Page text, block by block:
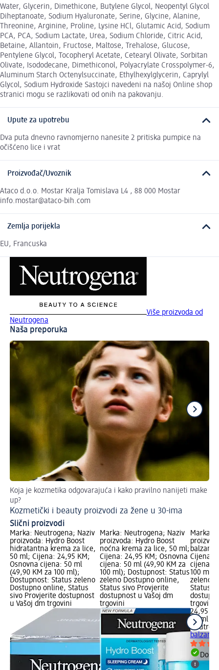
Water, Glycerin, Dimethicone, Butylene Glycol, Neopentyl Glycol
Diheptanoate, Sodium Hyaluronate, Serine, Glycine, Alanine,
Threonine, Arginine, Proline, Lysine HCl, Glutamic Acid, Sodium
PCA, PCA, Sodium Lactate, Urea, Sodium Chloride, Citric Acid,
Betaine, Allantoin, Fructose, Maltose, Trehalose, Glucose,
Pentylene Glycol, Tocopheryl Acetate, Cetearyl Olivate, Sorbitan
Olivate, Isododecane, Dimethiconol, Polyacrylate Crosspolymer-6,
Aluminum Starch Octenylsuccinate, Ethylhexylglycerin, Caprylyl
Glycol, Sodium Hydroxide Sastojci navedeni na našoj Online shop
stranici mogu se razlikovati od onih na pakovanju.
Upute za upotrebu
Dva puta dnevno ravnomjerno nanesite 2 pritiska pumpice na
očišćeno lice i vrat
Proizvođač/Uvoznik
Ataco d.o.o. Mostar Kralja Tomislava L4 , 88 000 Mostar
info.mostar@ataco-bih.com
Zemlja porijekla
EU, Francuska
Više proizvoda od
Neutrogena
Naša preporuka
Koja je kozmetika odgovarajuća i kako pravilno nanijeti make
up?
Kozmetički i beauty proizvodi za žene u 30-ima
Slični proizvodi
Marka: Neutrogena; Naziv
proizvoda: Hydro Boost
hidratantna krema za lice,
50 ml; Cijena: 24,95 KM;
Osnovna cijena: 50 ml
(49,90 KM za 100 ml);
Dostupnost: Status zeleno
Dostupno online, Status
sivo Provjerite dostupnost
u Vašoj dm trgovini
Marka: Neutrogena; Naziv
proizvoda: Hydro Boost
noćna krema za lice, 50 ml;
Cijena: 24,95 KM; Osnovna
cijena: 50 ml (49,90 KM za
100 ml); Dostupnost: Status
zeleno Dostupno online,
Status sivo Provjerite
dostupnost u Vašoj dm
trgovini
Marka:
balzam
Cijena:
cijena:
100 ml);
zeleno
Status
trgovini
24,95
50 ml
balzam